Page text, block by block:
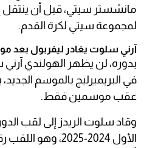
مانشستر سيتي، قبل أن ينتقل
لمجموعة سيتي لكرة القدم.
آرني سلوت يغادر ليفربول بعد
بدوره، لن يظهر الهولندي
في البريميرليج بالموسم
عقب موسمين فقط.
وقاد سلوت الريدز إلى لقب